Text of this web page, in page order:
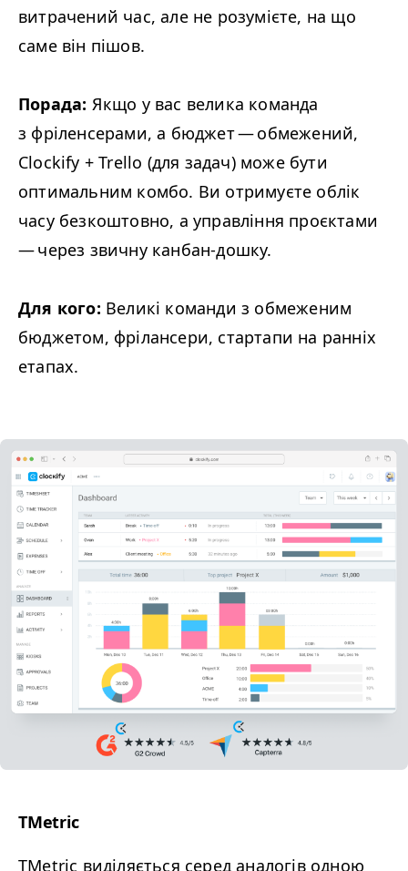
витрачений час, але не розумієте, на що
саме він пішов.
Порада: Якщо у вас велика команда
з фріленсерами, а бюджет — обмежений,
Clockify + Trello (для задач) може бути
оптимальним комбо. Ви отримуєте облік
часу безкоштовно, а управління проєктами
— через звичну канбан-дошку.
Для кого: Великі команди з обмеженим
бюджетом, фрілансери, стартапи на ранніх
етапах.
TMetric
TMetric виділяється серед аналогів одною